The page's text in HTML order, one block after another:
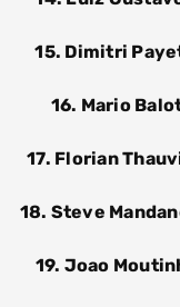
15. Dimitri
16. Mario
17. Florian
18. Steve
19. Joao